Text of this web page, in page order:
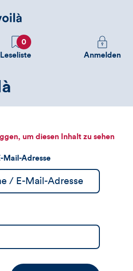
Favoriten
0
Leseliste
Melden
Sie
sehen
Anmelden
um diesen Inhalt zu sehen
Mail-Adresse